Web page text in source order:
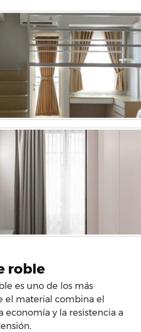
roble
es uno de los más
el material combina el
economía y la resistencia a